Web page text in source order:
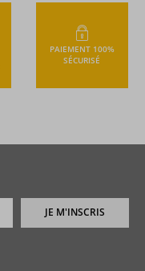
PAIEMENT 100%
SÉCURISÉ
JE M'INSCRIS